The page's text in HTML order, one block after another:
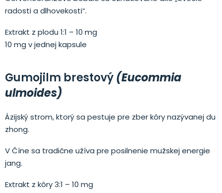
radosti a dlhovekosti“.
Extrakt z plodu 1:1 – 10 mg
10 mg v jednej kapsule
Gumojilm brestový(Eucommia
ulmoides)
Ázijský strom, ktorý sa pestuje pre zber kôry nazývanej du
zhong.
V Číne sa tradične užíva pre posi­lnenie mužskej energie
jang.
Extrakt z kôry 3:1 – 10 mg